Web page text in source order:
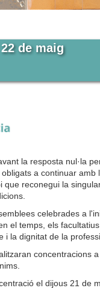
de maig
la resposta nul·la
a continuar
que reconegui la
celebrades a
el temps, els
la dignitat de la
concentracions
el dijous 21 de